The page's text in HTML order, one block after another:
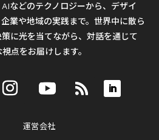
などのテクノロジーから、デザイ
業や地域の実践まで。世界中に散ら
に光を当てながら、対話を通じて
点をお届けします。
運営会社